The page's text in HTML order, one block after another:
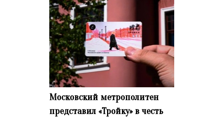
Московский метрополитен
представил «Тройку» в честь